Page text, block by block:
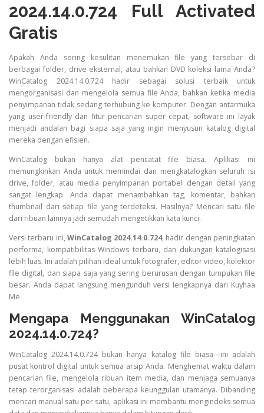
2024.14.0.724 Full Activated
Gratis
Apakah Anda sering kesulitan menemukan file yang tersebar di
berbagai folder, drive eksternal, atau bahkan DVD koleksi lama Anda?
WinCatalog 2024.14.0.724 hadir sebagai solusi terbaik untuk
mengorganisasi dan mengelola semua file Anda, bahkan ketika media
penyimpanan tidak sedang terhubung ke komputer. Dengan antarmuka
yang user-friendly dan fitur pencarian super cepat, software ini layak
menjadi andalan bagi siapa saja yang ingin menyusun katalog digital
mereka dengan efisien.
WinCatalog bukan hanya alat pencatat file biasa. Aplikasi ini
memungkinkan Anda untuk memindai dan mengkatalogkan seluruh isi
drive, folder, atau media penyimpanan portabel dengan detail yang
sangat lengkap. Anda dapat menambahkan tag, komentar, bahkan
thumbnail dari setiap file yang terdeteksi. Hasilnya? Mencari satu file
dari ribuan lainnya jadi semudah mengetikkan kata kunci.
Versi terbaru ini, WinCatalog 2024.14.0.724, hadir dengan peningkatan
performa, kompatibilitas Windows terbaru, dan dukungan katalogisasi
lebih luas. Ini adalah pilihan ideal untuk fotografer, editor video, kolektor
file digital, dan siapa saja yang sering berurusan dengan tumpukan file
besar. Anda dapat langsung mengunduh versi lengkapnya dari Kuyhaa
Me.
Mengapa Menggunakan WinCatalog
2024.14.0.724?
WinCatalog 2024.14.0.724 bukan hanya katalog file biasa—ini adalah
pusat kontrol digital untuk semua arsip Anda. Menghemat waktu dalam
pencarian file, mengelola ribuan item media, dan menjaga semuanya
tetap terorganisasi adalah beberapa keunggulan utamanya. Dibanding
mencari manual satu per satu, aplikasi ini membantu mengindeks semua